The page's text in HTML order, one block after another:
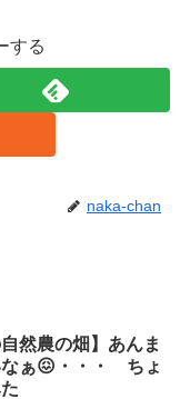
する
naka-chan
自然農の畑】あんま
なぁ😖・・・ ちょ